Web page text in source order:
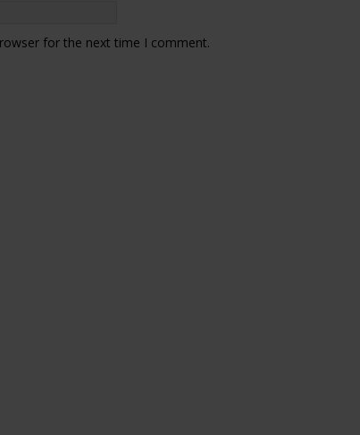
for the next time I comment.